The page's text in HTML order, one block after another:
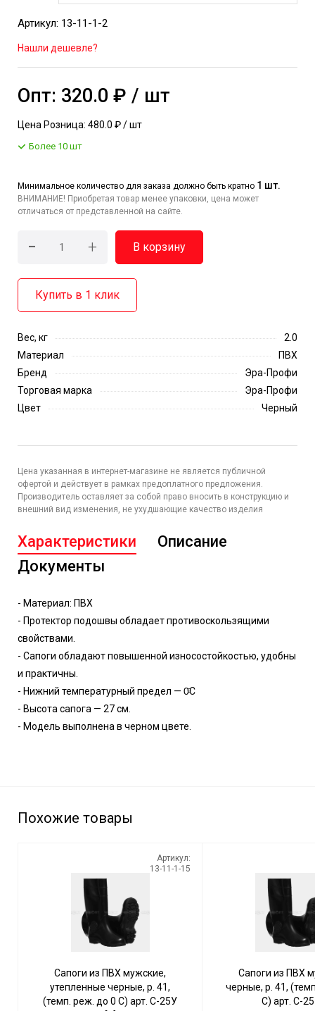
Артикул: 13-11-1-2
Нашли дешевле?
Опт: 320.0 ₽ / шт
Цена Розница: 480.0 ₽ / шт
Более 10 шт
Минимальное количество для заказа должно быть кратно 1 шт.
ВНИМАНИЕ! Приобретая товар менее упаковки, цена может
отличаться от представленной на сайте.
- + В корзину
Купить в 1 клик
Вес, кг
2.0
Материал
ПВХ
Бренд
Эра-Профи
Торговая марка
Эра-Профи
Цвет
Черный
Цена указанная в интернет-магазине не является публичной
офертой и действует в рамках предоплатного предложения.
Производитель оставляет за собой право вносить в конструкцию и
внешний вид изменения, не ухудшающие качество изделия
Характеристики
Описание
Документы
- Материал: ПВХ
- Протектор подошвы обладает противоскользящими
свойствами.
- Сапоги обладают повышенной износостойкостью, удобны
и практичны.
- Нижний температурный предел — 0ͦС
- Высота сапога — 27 см.
- Модель выполнена в черном цвете.
Похожие товары
Артикул:
13-11-1-15
Сапоги из ПВХ мужские,
утепленные черные, р. 41,
(темп. реж. до 0 С) арт. C-25У
Сапоги из ПВХ
черные, р. 41,
С) арт. C-